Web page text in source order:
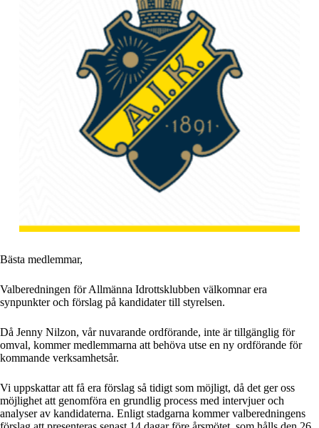
Bästa medlemmar,
Valberedningen för Allmänna Idrottsklubben välkomnar era
synpunkter och förslag på kandidater till styrelsen.
Då Jenny Nilzon, vår nuvarande ordförande, inte är tillgänglig för
omval, kommer medlemmarna att behöva utse en ny ordförande för
kommande verksamhetsår.
Vi uppskattar att få era förslag så tidigt som möjligt, då det ger oss
möjlighet att genomföra en grundlig process med intervjuer och
analyser av kandidaterna. Enligt stadgarna kommer valberedningens